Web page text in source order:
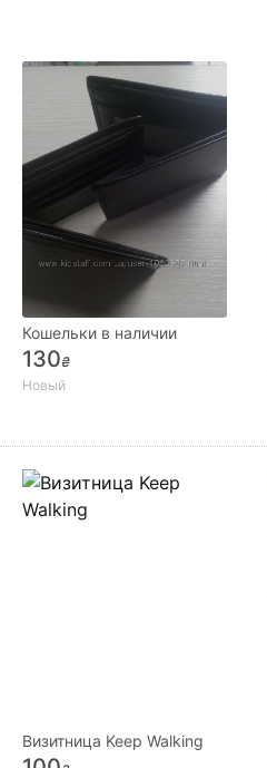
Кошельки в наличии
130₴
Новый
Визитница Keep Walking